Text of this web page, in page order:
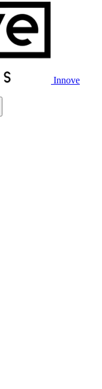
Innove